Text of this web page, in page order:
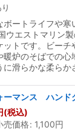
ボートライフや寒
ウエストマリン
ットです。ビーチ
暖炉のそばでの
に滑らかな柔らか
ーマンス ハンド
(税込)
売価格: 1,100円